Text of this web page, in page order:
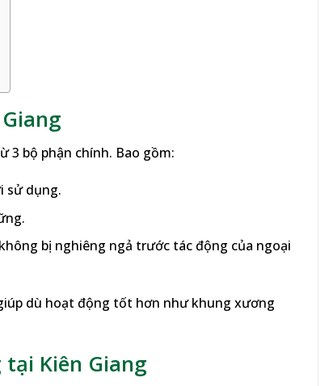
3 bộ phận chính. Bao gồm:
sử dụng.
bị nghiêng ngả trước tác động của ngoại
dù hoạt động tốt hơn như khung xương
Kiên Giang